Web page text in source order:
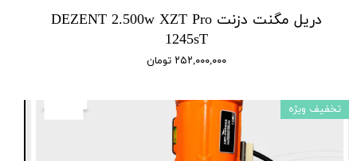
دریل مگنت دزنت DEZENT 2.500w XZT Pro
1245sT
۲۵۲,۰۰۰,۰۰۰ تومان
تخفیف ویژه